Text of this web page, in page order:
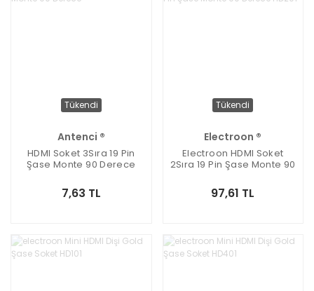
Tükendi
Antenci ®
HDMI Soket 3Sıra 19 Pin
Şase Monte 90 Derece
7,63 TL
Tükendi
Electroon ®
Electroon HDMI Soket
2Sıra 19 Pin Şase Monte 90
97,61 TL